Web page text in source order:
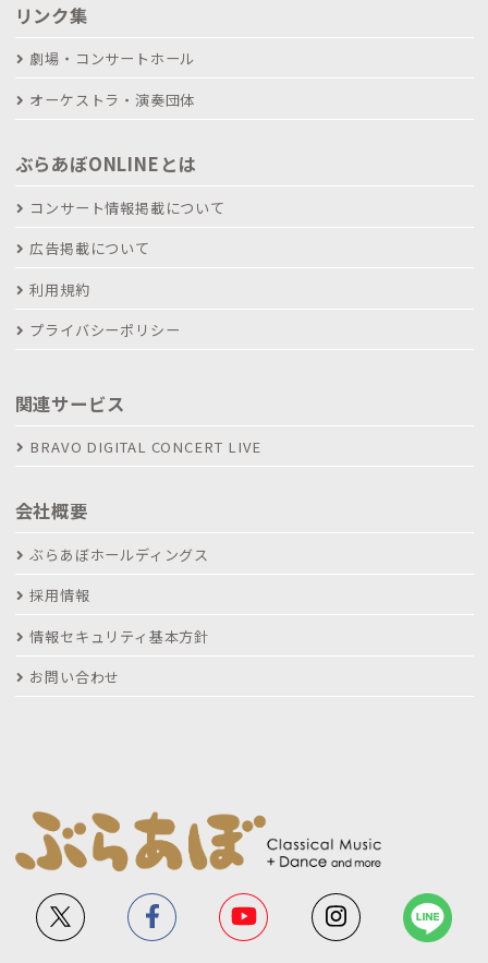
リンク集
劇場・コンサートホール
オーケストラ・演奏団体
ぶらあぼONLINEとは
コンサート情報掲載について
広告掲載について
利用規約
プライバシーポリシー
関連サービス
BRAVO DIGITAL CONCERT LIVE
会社概要
ぶらあぼホールディングス
採用情報
情報セキュリティ基本方針
お問い合わせ